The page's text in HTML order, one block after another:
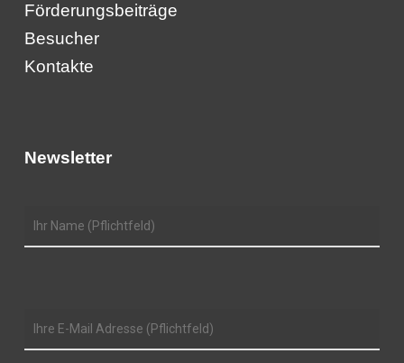
Förderungsbeiträge
Besucher
Kontakte
Newsletter